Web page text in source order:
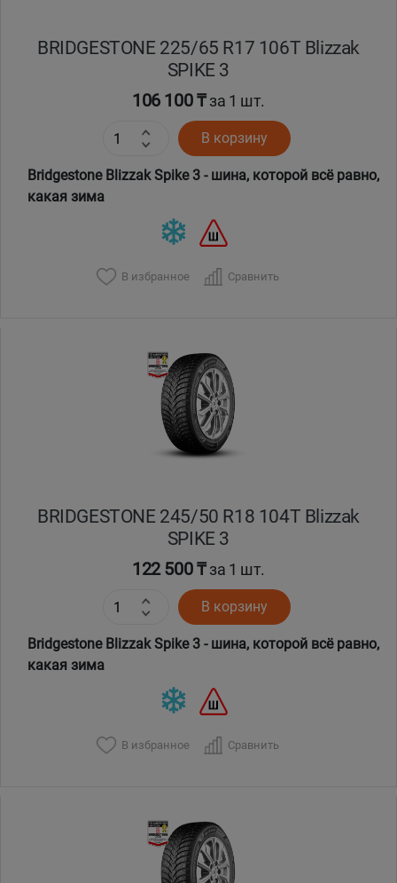
BRIDGESTONE 225/65 R17 106T Blizzak
SPIKE 3
106 100 ₸за 1 шт.
В корзину
Bridgestone Blizzak Spike 3 - шина, которой всё равно,
какая зима
В избранное Сравнить
BRIDGESTONE 245/50 R18 104T Blizzak
SPIKE 3
122 500 ₸за 1 шт.
В корзину
Bridgestone Blizzak Spike 3 - шина, которой всё равно,
какая зима
В избранное Сравнить